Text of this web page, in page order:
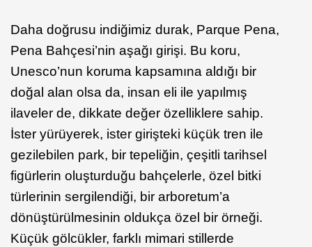
Daha doğrusu indiğimiz durak, Parque Pena,
Pena Bahçesi’nin aşağı girişi. Bu koru,
Unesco’nun koruma kapsamına aldığı bir
doğal alan olsa da, insan eli ile yapılmış
ilaveler de, dikkate değer özelliklere sahip.
İster yürüyerek, ister girişteki küçük tren ile
gezilebilen park, bir tepeliğin, çeşitli tarihsel
figürlerin oluşturduğu bahçelerle, özel bitki
türlerinin sergilendiği, bir arboretum’a
dönüştürülmesinin oldukça özel bir örneği.
Küçük gölcükler, farklı mimari stillerde